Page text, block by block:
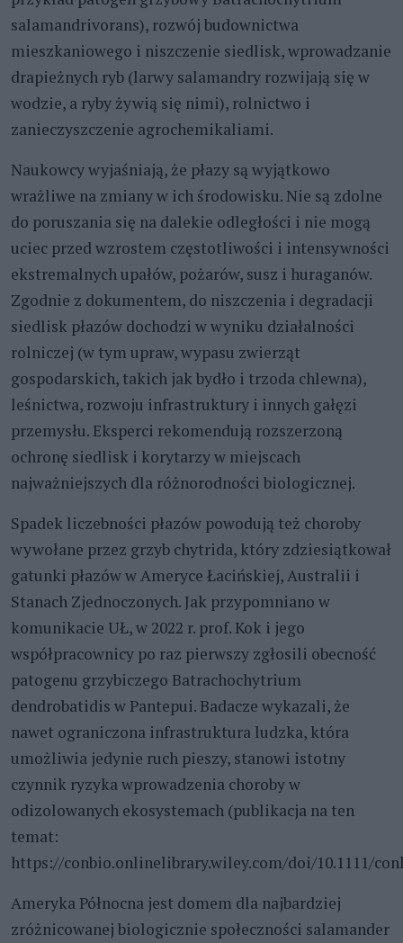
salamandrivorans), rozwój budownictwa
mieszkaniowego i niszczenie siedlisk, wprowadzanie
drapieżnych ryb (larwy salamandry rozwijają się w
wodzie, a ryby żywią się nimi), rolnictwo i
zanieczyszczenie agrochemikaliami.
Naukowcy wyjaśniają, że płazy są wyjątkowo
wrażliwe na zmiany w ich środowisku. Nie są zdolne
do poruszania się na dalekie odległości i nie mogą
uciec przed wzrostem częstotliwości i intensywności
ekstremalnych upałów, pożarów, susz i huraganów.
Zgodnie z dokumentem, do niszczenia i degradacji
siedlisk płazów dochodzi w wyniku działalności
rolniczej (w tym upraw, wypasu zwierząt
gospodarskich, takich jak bydło i trzoda chlewna),
leśnictwa, rozwoju infrastruktury i innych gałęzi
przemysłu. Eksperci rekomendują rozszerzoną
ochronę siedlisk i korytarzy w miejscach
najważniejszych dla różnorodności biologicznej.
Spadek liczebności płazów powodują też choroby
wywołane przez grzyb chytrida, który zdziesiątkował
gatunki płazów w Ameryce Łacińskiej, Australii i
Stanach Zjednoczonych. Jak przypomniano w
komunikacie UŁ, w 2022 r. prof. Kok i jego
współpracownicy po raz pierwszy zgłosili obecność
patogenu grzybiczego Batrachochytrium
dendrobatidis w Pantepui. Badacze wykazali, że
nawet ograniczona infrastruktura ludzka, która
umożliwia jedynie ruch pieszy, stanowi istotny
czynnik ryzyka wprowadzenia choroby w
odizolowanych ekosystemach (publikacja na ten
temat:
https://conbio.onlinelibrary.wiley.com/doi/10.1111/
Ameryka Północna jest domem dla najbardziej
zróżnicowanej biologicznie społeczności salamander